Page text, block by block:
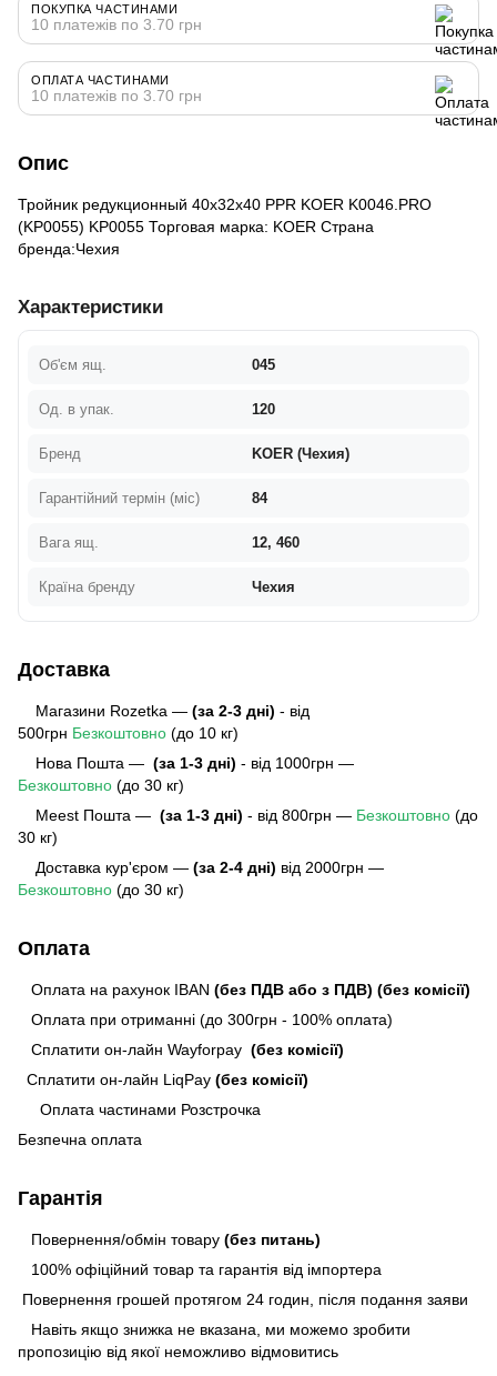
ПОКУПКА ЧАСТИНАМИ
10 платежів по 3.70 грн
ОПЛАТА ЧАСТИНАМИ
10 платежів по 3.70 грн
Опис
Тройник редукционный 40x32x40 PPR KOER K0046.PRO
(KP0055) KP0055 Торговая марка: KOER Страна
бренда:Чехия
Характеристики
Об'єм ящ. 045
Од. в упак. 120
Бренд KOER (Чехия)
Гарантійний термін (міс) 84
Вага ящ. 12, 460
Країна бренду Чехия
Доставка
Магазини Rozetka — (за 2-3 дні) - від
500грн Безкоштовно (до 10 кг)
Нова Пошта — (за 1-3 дні) - від 1000грн —
Безкоштовно (до 30 кг)
Meest Пошта — (за 1-3 дні) - від 800грн — Безкоштовно (до
30 кг)
Доставка кур'єром — (за 2-4 дні) від 2000грн —
Безкоштовно (до 30 кг)
Оплата
Оплата на рахунок IBAN (без ПДВ або з ПДВ) (без комісії)
Оплата при отриманні (до 300грн - 100% оплата)
Сплатити он-лайн Wayforpay (без комісії)
Сплатити он-лайн LiqPay (без комісії)
Оплата частинами Розстрочка
Безпечна оплата
Гарантія
Повернення/обмін товару (без питань)
100% офіційний товар та гарантія від імпортера
Повернення грошей протягом 24 годин, після подання заяви
Навіть якщо знижка не вказана, ми можемо зробити
пропозицію від якої неможливо відмовитись